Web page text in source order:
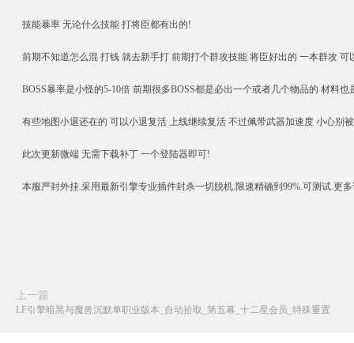
技能暴率 无论什么技能 打将臣都有出的!
前期不知道怎么混 打钱 就去新手打 前期打个群攻技能 将臣好出的 一本群攻
BOSS暴率是小怪的5-10倍 前期很多BOSS都是必出一个或者几个物品的 材料也
有些地图小退还在的 可以小退复活 上线继续复活 不过佩带武器加速度 小心别
此次更新微端 无需下载补丁 一个登陆器即可!
本服严封外挂.采用最新引擎专业插件封杀一切脱机.限速精确到99%.可测试.更
上一篇
LF引擎暗黑与魔兽沉默单职业版本_自动拾取_第五幕_十二星会员_特殊重置